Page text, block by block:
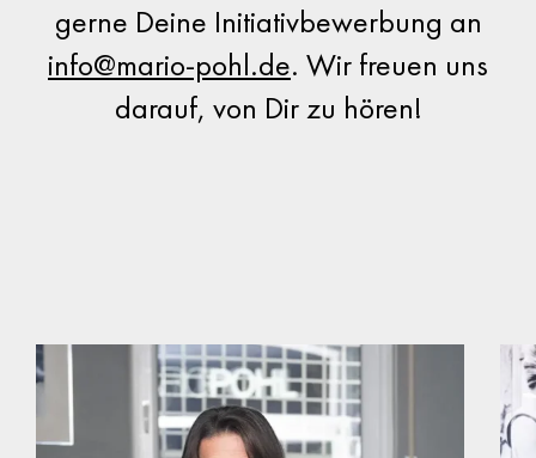
gerne Deine Initiativbewerbung an
info@mario-pohl.de. Wir freuen uns
darauf, von Dir zu hören!